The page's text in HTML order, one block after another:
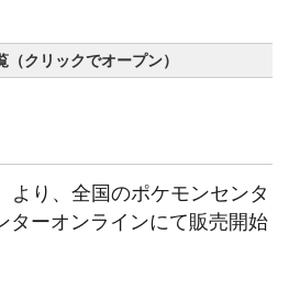
クリックでオープン）
より、全国のポケモンセンタ
ターオンラインにて販売開始